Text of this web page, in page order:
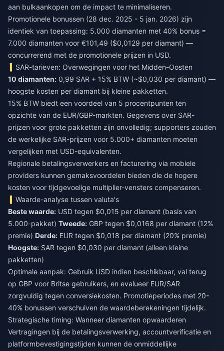
aan bulkaankopen om de impact te minimaliseren.
Promotionele bonussen (28 dec. 2025 - 5 jan. 2026) zijn
identiek van toepassing: 5.000 diamanten met 40% bonus =
7.000 diamanten voor €101,49 ($0,0129 per diamant) —
concurrerend met de promotionele prijzen in USD.
SAR-tarieven: Overwegingen voor het Midden-Oosten
10 diamanten: 0,99 SAR + 15% BTW (~$0,030 per diamant) —
hoogste kosten per diamant bij kleine pakketten.
15% BTW biedt een voordeel van 5 procentpunten ten
opzichte van de EUR/GBP-markten. Gegevens over SAR-
prijzen voor grote pakketten zijn onvolledig; supporters zouden
de werkelijke SAR-prijzen voor 5.000+ diamanten moeten
vergelijken met USD-equivalenten.
Regionale betalingsverwerkers en facturering via mobiele
providers kunnen gemaksvoordelen bieden die de hogere
kosten voor tijdgevoelige multiplier-vensters compenseren.
Waarde-analyse tussen valuta's
Beste waarde: USD tegen $0,015 per diamant (basis van
5.000-pakket) Tweede: GBP tegen $0,0168 per diamant (12%
premie) Derde: EUR tegen $0,018 per diamant (20% premie)
Hoogste: SAR tegen $0,030 per diamant (alleen kleine
pakketten)
Optimale aanpak: Gebruik USD indien beschikbaar, val terug
op GBP voor Britse gebruikers, en evalueer EUR/SAR
zorgvuldig tegen conversiekosten. Promotieperiodes met 20-
40% bonussen verschuiven de waardeberekeningen tijdelijk.
Strategische timing: Wanneer diamanten opwaarderen
Vertragingen bij de betalingsverwerking, accountverificatie en
platformbevestigingstijden kunnen de onmiddellijke